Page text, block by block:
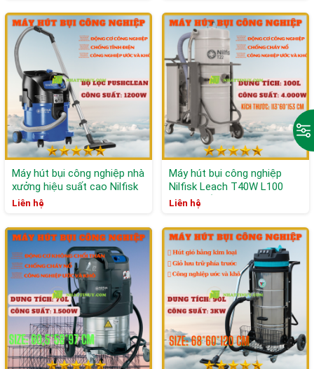
Máy hút bụi công nghiệp nhà
xưởng hiệu suất cao Nilfisk
Danish Leach
Liên hệ
Máy hút bụi công nghiệp
Nilfisk Leach T40W L100
công suất cao loại bỏ chip
Liên hệ